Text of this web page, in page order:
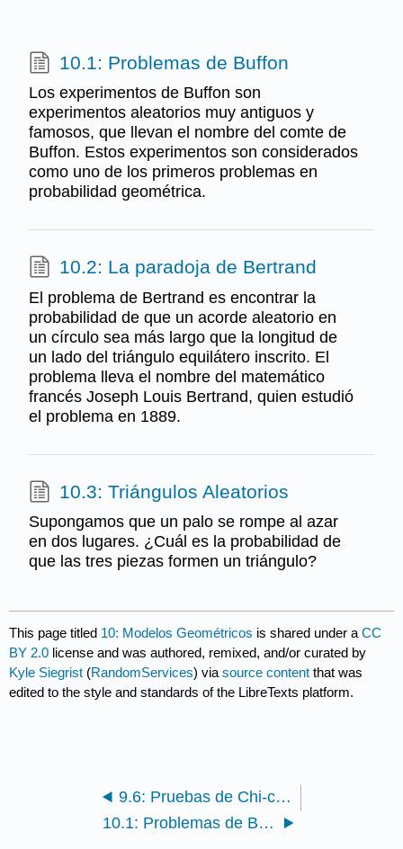
10.1: Problemas de Buffon
Los experimentos de Buffon son
experimentos aleatorios muy antiguos y
famosos, que llevan el nombre del comte de
Buffon. Estos experimentos son considerados
como uno de los primeros problemas en
probabilidad geométrica.
10.2: La paradoja de Bertrand
El problema de Bertrand es encontrar la
probabilidad de que un acorde aleatorio en
un círculo sea más largo que la longitud de
un lado del triángulo equilátero inscrito. El
problema lleva el nombre del matemático
francés Joseph Louis Bertrand, quien estudió
el problema en 1889.
10.3: Triángulos Aleatorios
Supongamos que un palo se rompe al azar
en dos lugares. ¿Cuál es la probabilidad de
que las tres piezas formen un triángulo?
This page titled 10: Modelos Geométricos is shared under aCC
BY 2.0 license and was authored, remixed, and/or curated by
Kyle Siegrist (RandomServices) viasource content that was
edited to the style and standards of the LibreTexts platform.
9.6: Pruebas de Chi-cuadrado
10.1: Problemas de Buffon